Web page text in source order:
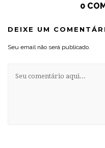
0
DEIXE UM
Seu email não será publicado.